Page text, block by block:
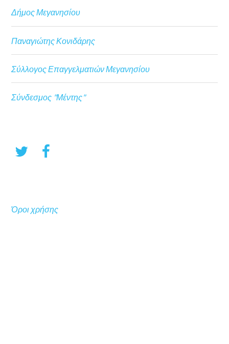
Δήμος Μεγανησίου
Παναγιώτης Κονιδάρης
Σύλλογος Επαγγελματιών Μεγανησίου
Σύνδεσμος "Μέντης"
Όροι χρήσης